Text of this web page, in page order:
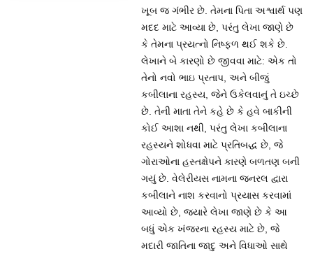
ખૂબ જ ગંભીર છે. તેમના પિતા અશ્વાર્થ પણ
મદદ માટે આવ્યા છે, પરંતુ લેખા જાણે છે
કે તેમના પ્રયત્નો નિષ્ફળ થઈ શકે છે.
લેખાને બે કારણો છે જીવવા માટે: એક તો
તેનો નવો ભાઇ પ્રતાપ, અને બીજું
કબીલાના રહસ્ય, જેને ઉકેલવાનું તે ઇચ્છે
છે. તેની માતા તેને કહે છે કે હવે બાકીની
કોઈ આશા નથી, પરંતુ લેખા કબીલાના
રહસ્યને શોધવા માટે પ્રતિબદ્ધ છે, જે
ગોરાઓના હસ્તક્ષેપને કારણે બળતણ બની
ગયું છે. વેલેરીયસ નામના જનરલ દ્વારા
કબીલાને નાશ કરવાનો પ્રયાસ કરવામાં
આવ્યો છે, જ્યારે લેખા જાણે છે કે આ
બધું એક ખંજરના રહસ્ય માટે છે, જે
મદારી જાતિના જાદુ અને વિધાઓ સાથે